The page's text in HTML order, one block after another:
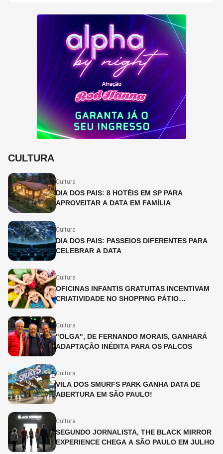
CULTURA
Cultura
DIA DOS PAIS: 8 HOTÉIS EM SP PARA
APROVEITAR A DATA EM FAMÍLIA
Cultura
DIA DOS PAIS: PASSEIOS DIFERENTES PARA
CELEBRAR A DATA
Cultura
OFICINAS INFANTIS GRATUITAS INCENTIVAM
CRIATIVIDADE NO SHOPPING PÁTIO
Cultura
"OLGA", DE FERNANDO MORAIS, GANHARÁ
ADAPTAÇÃO INÉDITA PARA OS PALCOS
Cultura
VILA DOS SMURFS PARK GANHA DATA DE
ABERTURA EM SÃO PAULO!
Cultura
SEGUNDO JORNALISTA, THE BLACK MIRROR
EXPERIENCE CHEGA A SÃO PAULO EM JULHO